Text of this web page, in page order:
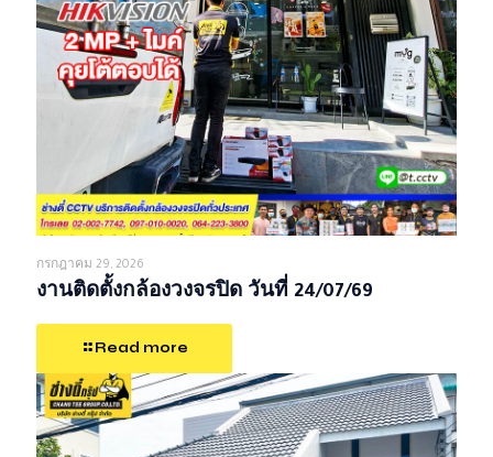
กรกฎาคม 29, 2026
งานติดตั้งกล้องวงจรปิด วันที่ 24/07/69
Read more